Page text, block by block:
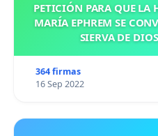
PETICIÓN PARA QUE LA
MARÍA EPHREM SE
SIERVA DE DIOS
364 firmas
16 Sep 2022